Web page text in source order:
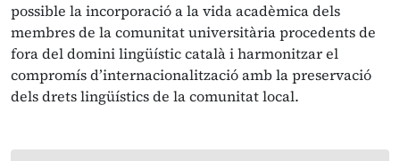
possible la incorporació a la vida acadèmica dels
membres de la comunitat universitària procedents de
fora del domini lingüístic català i harmonitzar el
compromís d’internacionalització amb la preservació
dels drets lingüístics de la comunitat local.